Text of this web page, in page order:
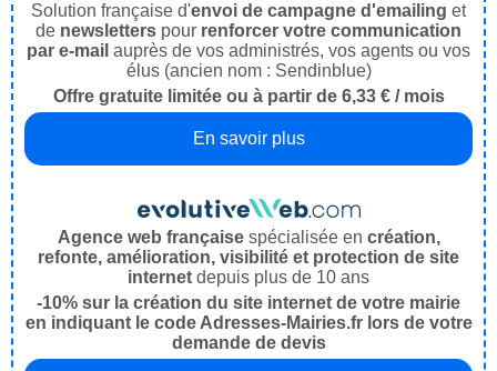
Solution française d'envoi de campagne d'emailing et
de newsletters pour renforcer votre communication
par e-mail auprès de vos administrés, vos agents ou vos
élus (ancien nom : Sendinblue)
Offre gratuite limitée ou à partir de 6,33 € / mois
En savoir plus
Agence web françaisespécialisée en création,
refonte, amélioration, visibilité et protection de site
internet depuis plus de 10 ans
-10% sur la création du site internet de votre mairie
en indiquant le code Adresses-Mairies.fr lors de votre
demande de devis